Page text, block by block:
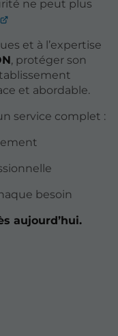
ne peut plus
et à l’expertise
, protéger son
et abordable.
service complet :
besoin
aujourd’hui.